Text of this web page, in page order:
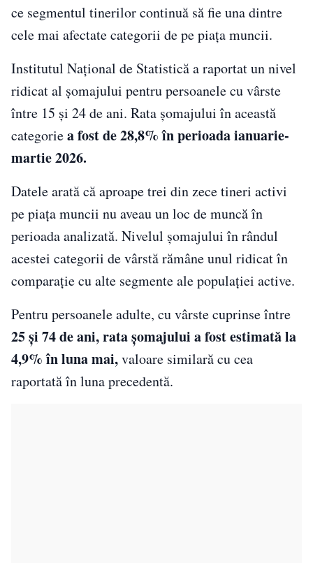
ce segmentul tinerilor continuă să fie una dintre
cele mai afectate categorii de pe piața muncii.
Institutul Național de Statistică a raportat un nivel
ridicat al șomajului pentru persoanele cu vârste
între 15 și 24 de ani. Rata șomajului în această
categoriea fost de 28,8% în perioada ianuarie-
martie 2026.
Datele arată că aproape trei din zece tineri activi
pe piața muncii nu aveau un loc de muncă în
perioada analizată. Nivelul șomajului în rândul
acestei categorii de vârstă rămâne unul ridicat în
comparație cu alte segmente ale populației active.
Pentru persoanele adulte, cu vârste cuprinse între
25 și 74 de ani, rata șomajului a fost estimată la
4,9% în luna mai,valoare similară cu cea
raportată în luna precedentă.